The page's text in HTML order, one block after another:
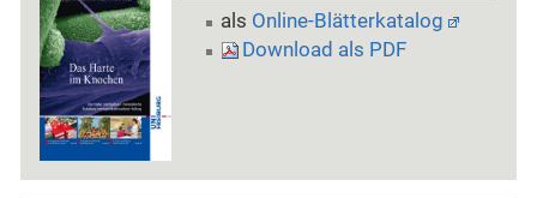
als Online-Blätterkatalog
Download als PDF